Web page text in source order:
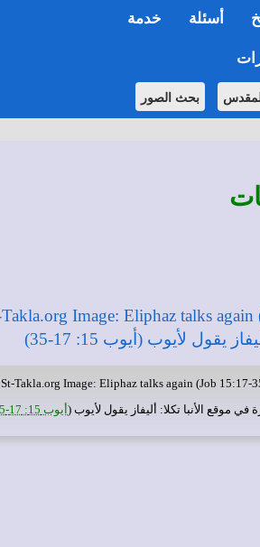
أسئلة خدمة
بحث الصور
St-Takla.org Image: Eliphaz talks again (Job 15:17-
في موقع الأنبا تكلا: أليفاز يقول لأيوب (أيوب 15: 17-35